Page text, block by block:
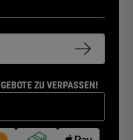
ZU VERPASSEN!